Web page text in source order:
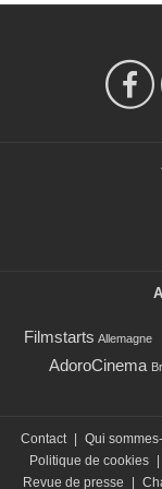
Filmstarts Allemagne
AdoroCinema
Contact Qui
Politique de cookies
Revue de presse